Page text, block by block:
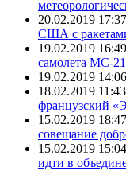
20.02.2019 17:37
США с
19.02.2019 16:49
самолета МС-21
19.02.2019 14:06
18.02.2019 11:43
французский
15.02.2019 18:47
совещание
15.02.2019 15:04
идти в